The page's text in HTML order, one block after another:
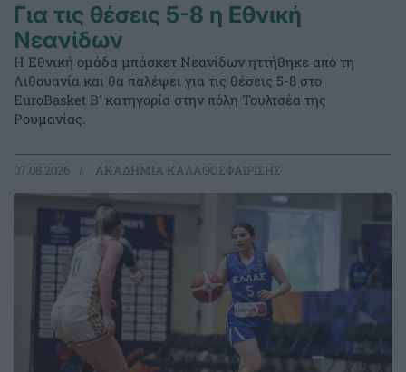
Για τις θέσεις 5-8 η Εθνική
Νεανίδων
Η Εθνική ομάδα μπάσκετ Νεανίδων ηττήθηκε από τη
Λιθουανία και θα παλέψει για τις θέσεις 5-8 στο
EuroBasket Β' κατηγορία στην πόλη Τουλτσέα της
Ρουμανίας.
07.08.2026 ΑΚΑΔΗΜΙΑ ΚΑΛΑΘΟΣΦΑΙΡΙΣΗΣ